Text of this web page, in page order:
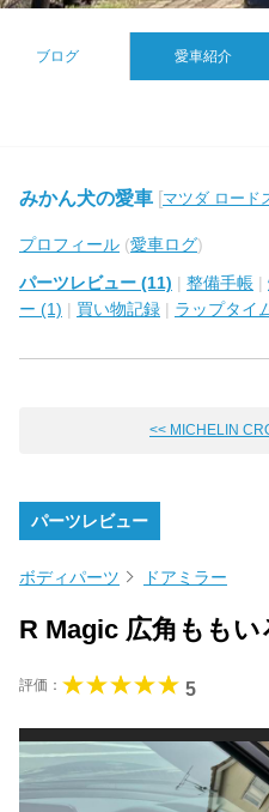
ブログ 愛車紹介
みかん犬の愛車 [マツダ ロード
プロフィール (愛車ログ)
パーツレビュー (11) | 整備手帳 |
ー (1) | 買い物記録 | ラップタイ
<< MICHELIN
パーツレビュー
ボディパーツ ドアミラー
R Magic 広角ももい
評価： 5